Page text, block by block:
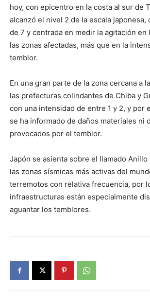
hoy, con epicentro en la costa al sur de
alcanzó el nivel 2 de la escala japonesa,
de 7 y centrada en medir la agitación
las zonas afectadas, más que en la
temblor.
En una gran parte de la zona cercana a
las prefecturas colindantes de Chiba y
con una intensidad de entre 1 y 2, y por
se ha informado de daños materiales ni
provocados por el temblor.
Japón se asienta sobre el llamado Anillo
las zonas sísmicas más activas del
terremotos con relativa frecuencia, por
infraestructuras están especialmente
aguantar los temblores.